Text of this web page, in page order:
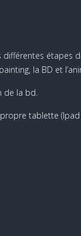
étapes
la BD et
de la bd.
tablette